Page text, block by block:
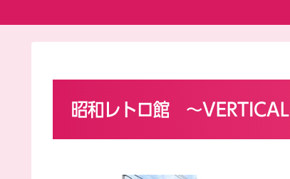
昭和レトロ館 ～VERTICAL